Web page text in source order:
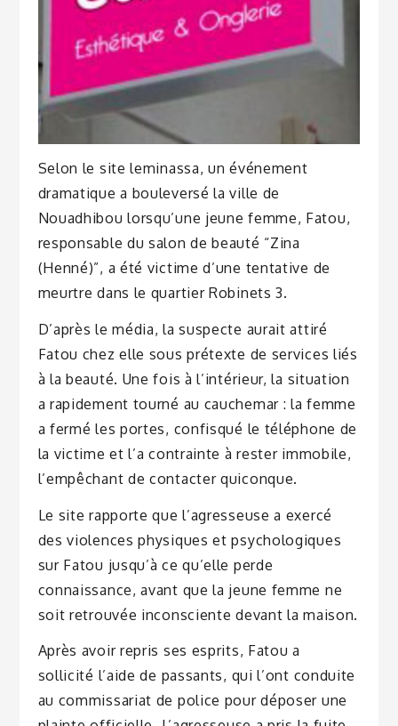
Selon le site leminassa, un événement
dramatique a bouleversé la ville de
Nouadhibou lorsqu’une jeune femme, Fatou,
responsable du salon de beauté “Zina
(Henné)”, a été victime d’une tentative de
meurtre dans le quartier Robinets 3.
D’après le média, la suspecte aurait attiré
Fatou chez elle sous prétexte de services liés
à la beauté. Une fois à l’intérieur, la situation
a rapidement tourné au cauchemar : la femme
a fermé les portes, confisqué le téléphone de
la victime et l’a contrainte à rester immobile,
l’empêchant de contacter quiconque.
Le site rapporte que l’agresseuse a exercé
des violences physiques et psychologiques
sur Fatou jusqu’à ce qu’elle perde
connaissance, avant que la jeune femme ne
soit retrouvée inconsciente devant la maison.
Après avoir repris ses esprits, Fatou a
sollicité l’aide de passants, qui l’ont conduite
au commissariat de police pour déposer une